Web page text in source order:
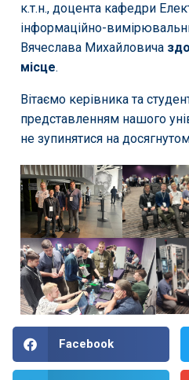
к.т.н., доцента кафедри
інформаційно-
Вячеслава Михайловича
місце.
Вітаємо керівника та
представленням нашого
не зупинятися на
Facebook